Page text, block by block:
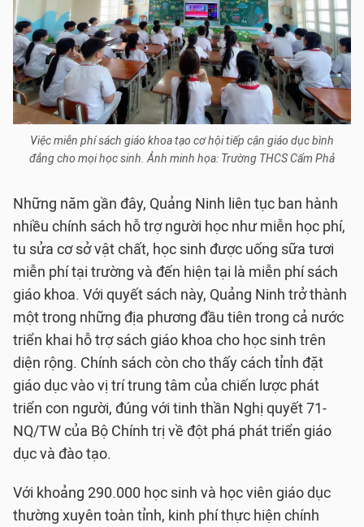
Việc miễn phí sách giáo khoa tạo cơ hội tiếp cận giáo dục bình
đẳng cho mọi học sinh. Ảnh minh họa: Trường THCS Cẩm Phả
Những năm gần đây, Quảng Ninh liên tục ban hành
nhiều chính sách hỗ trợ người học như miễn học phí,
tu sửa cơ sở vật chất, học sinh được uống sữa tươi
miễn phí tại trường và đến hiện tại là miễn phí sách
giáo khoa. Với quyết sách này, Quảng Ninh trở thành
một trong những địa phương đầu tiên trong cả nước
triển khai hỗ trợ sách giáo khoa cho học sinh trên
diện rộng. Chính sách còn cho thấy cách tỉnh đặt
giáo dục vào vị trí trung tâm của chiến lược phát
triển con người, đúng với tinh thần Nghị quyết 71-
NQ/TW của Bộ Chính trị về đột phá phát triển giáo
dục và đào tạo.
Với khoảng 290.000 học sinh và học viên giáo dục
thường xuyên toàn tỉnh, kinh phí thực hiện chính